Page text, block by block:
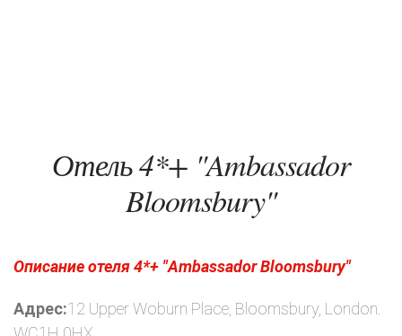
Отель 4*+ "Ambassador
Bloomsbury"
Описание отеля 4*+ "Ambassador Bloomsbury"
Адрес:12 Upper Woburn Place, Bloomsbury, London.